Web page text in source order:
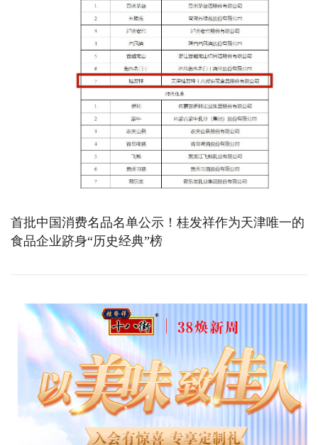
首批中国消费名品名单公示！桂发祥作为天津唯一的
食品企业跻身“历史经典”榜